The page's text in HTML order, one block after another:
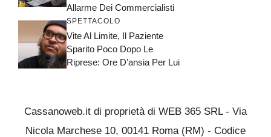
Allarme Dei Commercialisti
SPETTACOLO
Vite Al Limite, Il Paziente
Sparito Poco Dopo Le
Riprese: Ore D’ansia Per Lui
Cassanoweb.it di proprietà di WEB 365 SRL - Via
Nicola Marchese 10, 00141 Roma (RM) - Codice